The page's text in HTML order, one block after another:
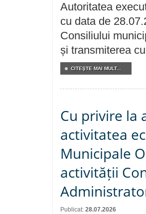
Autoritatea
cu data de
Consiliului
și transmiterea
CITEŞTE MAI MULT...
Cu privire la
activitatea
Municipale
activității
Publicat: 28.07.2026